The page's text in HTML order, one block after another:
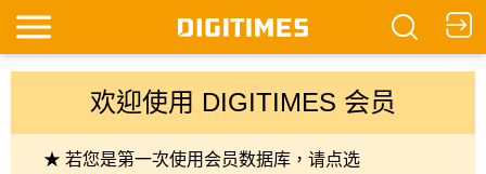
欢迎使用 DIGITIMES 会员
★ 若您是第一次使用会员数据库，请点选